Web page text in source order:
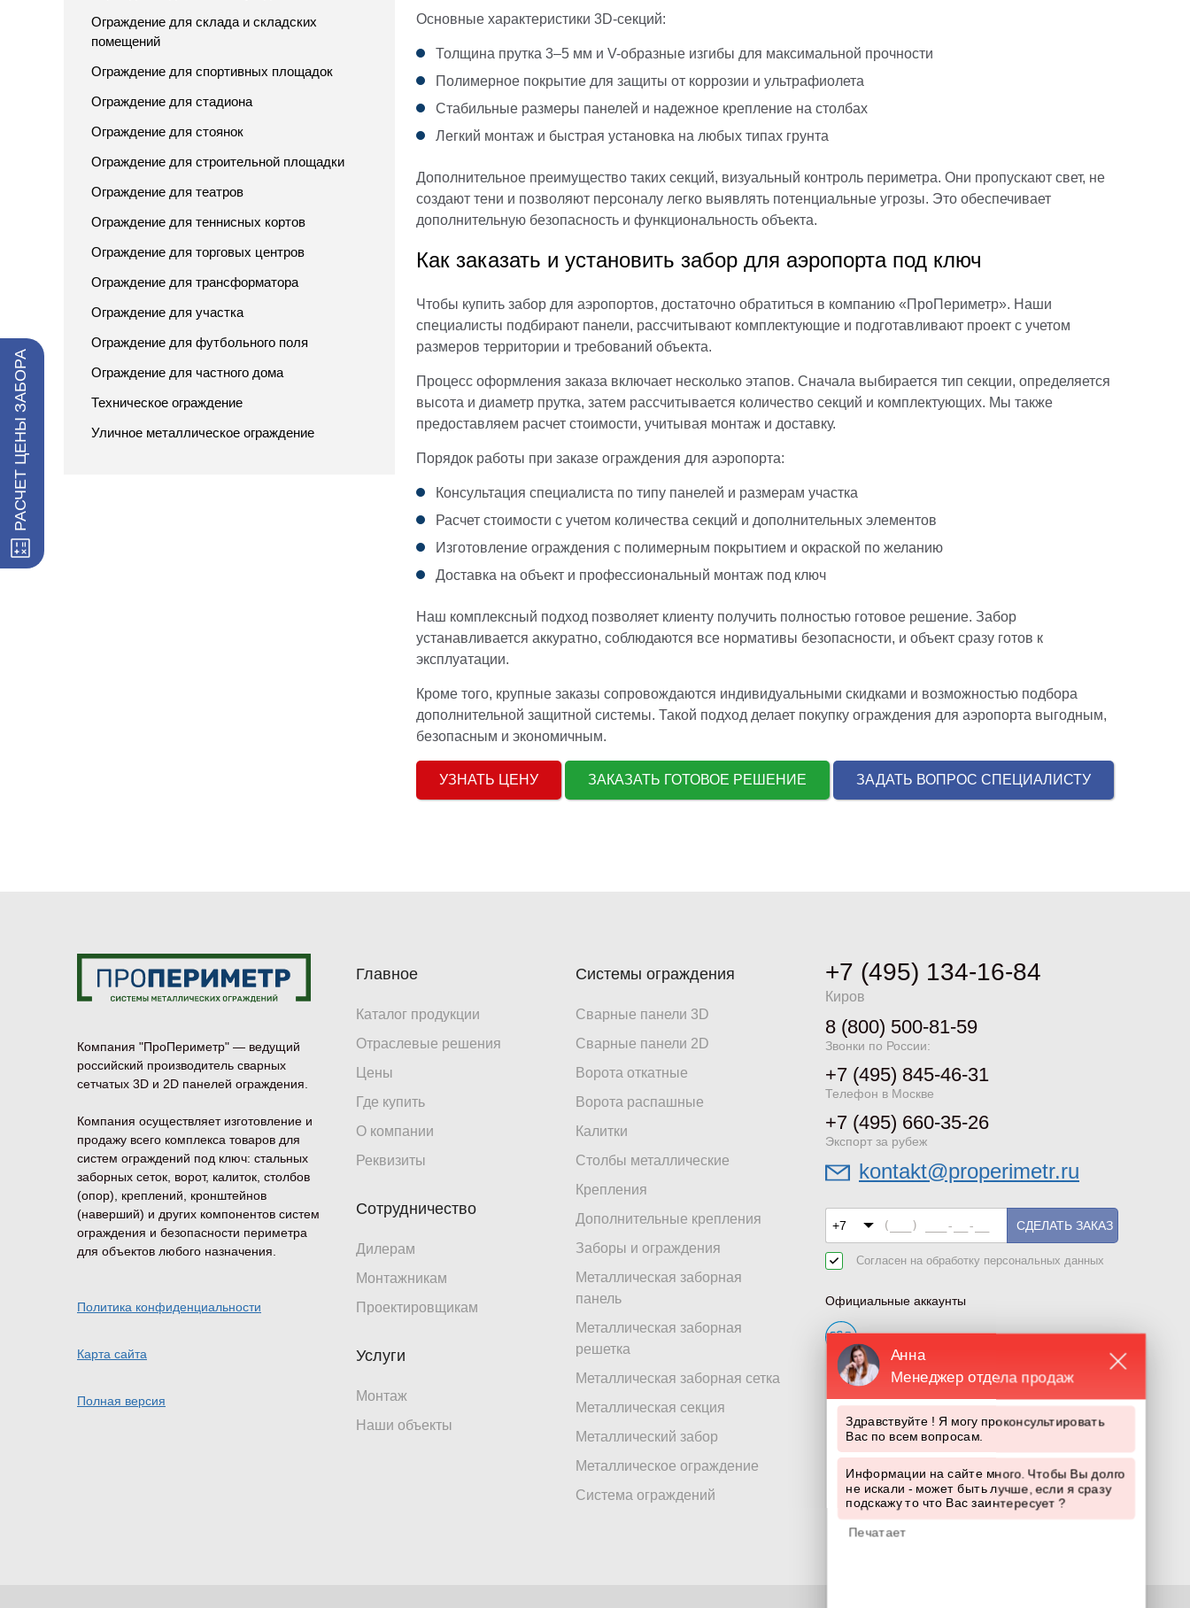
РАСЧЕТ ЦЕНЫ ЗАБОРА
Ограждение для склада и складских
помещений
Ограждение для спортивных площадок
Ограждение для стадиона
Ограждение для стоянок
Ограждение для строительной площадки
Ограждение для театров
Ограждение для теннисных кортов
Ограждение для торговых центров
Ограждение для трансформатора
Ограждение для участка
Ограждение для футбольного поля
Ограждение для частного дома
Техническое ограждение
Уличное металлическое ограждение
Основные характеристики 3D-секций:
Толщина прутка 3–5 мм и V-образные изгибы для максимальной прочности
Полимерное покрытие для защиты от коррозии и ультрафиолета
Стабильные размеры панелей и надежное крепление на столбах
Легкий монтаж и быстрая установка на любых типах грунта
Дополнительное преимущество таких секций, визуальный контроль периметра. Они пропускают свет, не
создают тени и позволяют персоналу легко выявлять потенциальные угрозы. Это обеспечивает
дополнительную безопасность и функциональность объекта.
Как заказать и установить забор для аэропорта под ключ
Чтобы купить забор для аэропортов, достаточно обратиться в компанию «ПроПериметр». Наши
специалисты подбирают панели, рассчитывают комплектующие и подготавливают проект с учетом
размеров территории и требований объекта.
Процесс оформления заказа включает несколько этапов. Сначала выбирается тип секции, определяется
высота и диаметр прутка, затем рассчитывается количество секций и комплектующих. Мы также
предоставляем расчет стоимости, учитывая монтаж и доставку.
Порядок работы при заказе ограждения для аэропорта:
Консультация специалиста по типу панелей и размерам участка
Расчет стоимости с учетом количества секций и дополнительных элементов
Изготовление ограждения с полимерным покрытием и окраской по желанию
Доставка на объект и профессиональный монтаж под ключ
Наш комплексный подход позволяет клиенту получить полностью готовое решение. Забор
устанавливается аккуратно, соблюдаются все нормативы безопасности, и объект сразу готов к
эксплуатации.
Кроме того, крупные заказы сопровождаются индивидуальными скидками и возможностью подбора
дополнительной защитной системы. Такой подход делает покупку ограждения для аэропорта выгодным,
безопасным и экономичным.
УЗНАТЬ ЦЕНУ ЗАКАЗАТЬ ГОТОВОЕ РЕШЕНИЕ ЗАДАТЬ ВОПРОС СПЕЦИАЛИСТУ
Анна
Менеджер отдела продаж
Здравствуйте ! Я могу проконсультировать
Вас по всем вопросам.
Информации на сайте много. Чтобы Вы долго
не искали - может быть лучше, если я сразу
подскажу то что Вас заинтересует ?
Компания "ПроПериметр" — ведущий
российский производитель сварных
сетчатых 3D и 2D панелей ограждения.
Компания осуществляет изготовление и
продажу всего комплекса товаров для
систем ограждений под ключ: стальных
заборных сеток, ворот, калиток, столбов
(опор), креплений, кронштейнов
(наверший) и других компонентов систем
ограждения и безопасности периметра
для объектов любого назначения.
Политика конфиденциальности
Карта сайта
Полная версия
Главное
Каталог продукции
Отраслевые решения
Цены
Где купить
О компании
Реквизиты
Системы ограждения
Сварные панели 3D
Сварные панели 2D
Ворота откатные
Ворота распашные
Калитки
Столбы металлические
Крепления
Дополнительные крепления
Заборы и ограждения
Металлическая заборная
панель
Металлическая заборная
решетка
Металлическая заборная сетка
Металлическая секция
Металлический забор
Металлическое ограждение
Система ограждений
Сотрудничество
Дилерам
Монтажникам
Проектировщикам
Услуги
Монтаж
Наши объекты
+7 (495) 134-16-84
Киров
8 (800) 500-81-59
Звонки по России:
+7 (495) 845-46-31
Телефон в Москве
+7 (495) 660-35-26
Экспорт за рубеж
kontakt@properimetr.ru
СДЕЛАТЬ ЗАКАЗ
Согласен на обработку персональных данных
Официальные аккаунты